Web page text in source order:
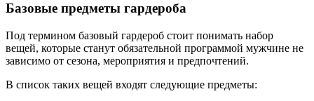
Базовые предметы гардероба
Под термином базовый гардероб стоит понимать набор
вещей, которые станут обязательной программой мужчине не
зависимо от сезона, мероприятия и предпочтений.
В список таких вещей входят следующие предметы: